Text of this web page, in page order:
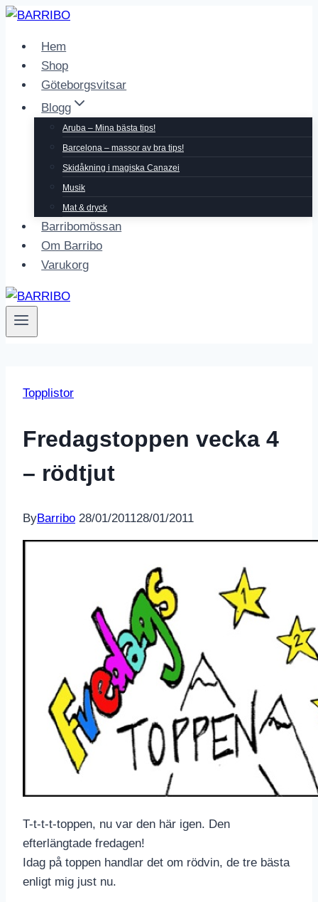
Skip
contentHem
Shop
Göteborgsvitsar
Blogg
Aruba – Mina bästa tips!
Barcelona – massor av bra tips!
Skidåkning i magiska Canazei
Musik
Mat & dryck
Barribomössan
Om Barribo
Varukorg
Topplistor
Fredagstoppen vecka 4
– rödtjut
ByBarribo 28/01/201128/01/2011
T-t-t-t-toppen, nu var den här igen. Den
efterlängtade fredagen!
Idag på toppen handlar det om rödvin, de tre bästa
enligt mig just nu.